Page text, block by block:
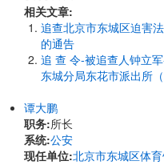
相关文章:
追查北京市东城区迫害
的通告
追 查 令-被追查人钟立
东城分局东花市派出所（
谭大鹏
职务:所长
系统:公安
现任单位:北京市东城区体